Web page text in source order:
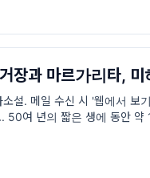
장과 마르가리타, 미
설. 메일 수신 시 '웹에서 보
50여 년의 짧은 생에 동안 약